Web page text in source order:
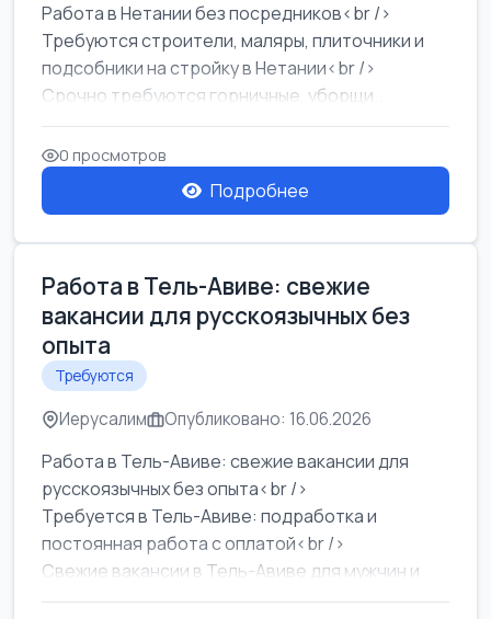
Работа в Нетании без посредников<br />
Требуются строители, маляры, плиточники и
подсобники на стройку в Нетании<br />
Срочно требуются горничные, уборщи...
0 просмотров
Подробнее
Работа в Тель-Авиве: свежие
вакансии для русскоязычных без
опыта
Требуются
Иерусалим Опубликовано: 16.06.2026
Работа в Тель-Авиве: свежие вакансии для
русскоязычных без опыта<br />
Требуется в Тель-Авиве: подработка и
постоянная работа с оплатой<br />
Свежие вакансии в Тель-Авиве для мужчин и
женщин от хозя...